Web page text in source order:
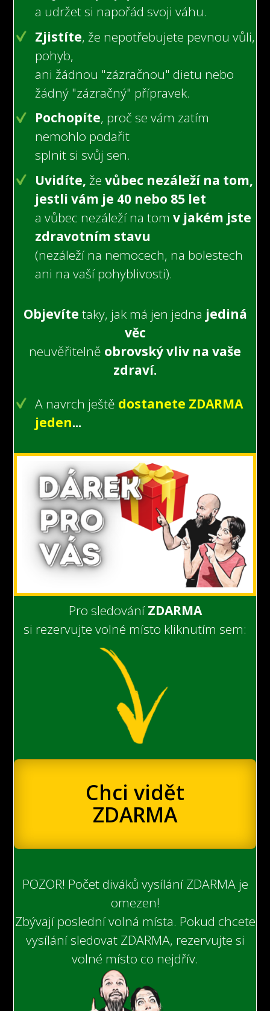
a udržet si napořád svoji váhu.
Zjistíte, že nepotřebujete pevnou vůli,
pohyb,
ani žádnou "zázračnou" dietu nebo
žádný "zázračný" přípravek.
Pochopíte, proč se vám zatím
nemohlo podařit
splnit si svůj sen.
Uvidíte, ževůbec nezáleží na tom,
jestli vám je 40 nebo 85 let
a vůbec nezáleží na tom v jakém jste
zdravotním stavu
(nezáleží na nemocech, na bolestech
ani na vaší pohyblivosti).
Objevíte taky, jak má jen jedna jediná
věc
neuvěřitelně obrovský vliv na vaše
zdraví.
A navrch ještě dostanete ZDARMA
jeden...
Pro sledováníZDARMA
si rezervujte volné místo kliknutím sem:
Chci vidět
ZDARMA
POZOR! Počet diváků vysílání ZDARMA je
omezen!
Zbývají poslední volná místa. Pokud chcete
vysílání sledovat ZDARMA, rezervujte si
volné místo co nejdřív.